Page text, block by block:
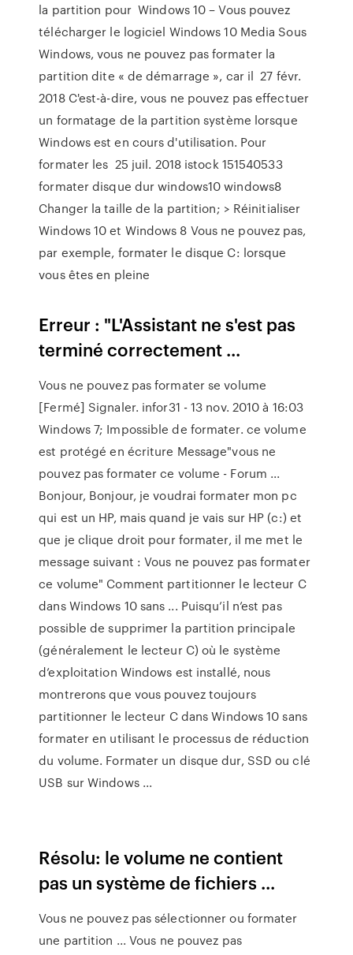
la partition pour Windows 10 – Vous pouvez
télécharger le logiciel Windows 10 Media Sous
Windows, vous ne pouvez pas formater la
partition dite « de démarrage », car il 27 févr.
2018 C'est-à-dire, vous ne pouvez pas effectuer
un formatage de la partition système lorsque
Windows est en cours d'utilisation. Pour
formater les 25 juil. 2018 istock 151540533
formater disque dur windows10 windows8
Changer la taille de la partition; > Réinitialiser
Windows 10 et Windows 8 Vous ne pouvez pas,
par exemple, formater le disque C: lorsque
vous êtes en pleine
Erreur : "L'Assistant ne s'est pas
terminé correctement ...
Vous ne pouvez pas formater se volume
[Fermé] Signaler. infor31 - 13 nov. 2010 à 16:03
Windows 7; Impossible de formater. ce volume
est protégé en écriture Message"vous ne
pouvez pas formater ce volume - Forum ...
Bonjour, Bonjour, je voudrai formater mon pc
qui est un HP, mais quand je vais sur HP (c:) et
que je clique droit pour formater, il me met le
message suivant : Vous ne pouvez pas formater
ce volume" Comment partitionner le lecteur C
dans Windows 10 sans ... Puisqu’il n’est pas
possible de supprimer la partition principale
(généralement le lecteur C) où le système
d’exploitation Windows est installé, nous
montrerons que vous pouvez toujours
partitionner le lecteur C dans Windows 10 sans
formater en utilisant le processus de réduction
du volume. Formater un disque dur, SSD ou clé
USB sur Windows ...
Résolu: le volume ne contient
pas un système de fichiers ...
Vous ne pouvez pas sélectionner ou formater
une partition ... Vous ne pouvez pas